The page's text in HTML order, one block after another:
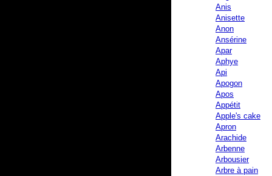
Anis
Anisette
Anon
Ansérine
Apar
Aphye
Api
Apogon
Apos
Appétit
Apple's cake
Apron
Arachide
Arbenne
Arbousier
Arbre à pain